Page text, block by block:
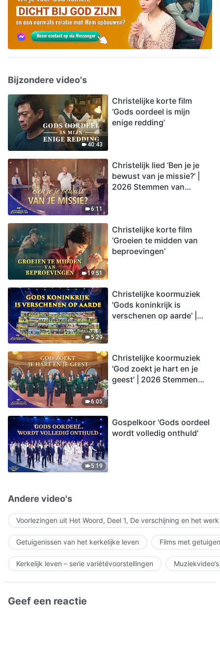
Bijzondere video's
40:43
Christelijke korte film
‘Gods oordeel is mijn
enige redding’
6:11
Christelijk lied ‘Ben je je
bewust van je missie?’ |
2026 Stemmen van
19:51
Christelijke korte film
‘Groeien te midden van
beproevingen’
5:29
Christelijke koormuziek
'Gods koninkrijk is
verschenen op aarde' |
6:05
Christelijke koormuziek
'God zoekt je hart en je
geest' | 2026 Stemmen
5:19
Gospelkoor 'Gods oordeel
wordt volledig onthuld'
Andere video's
Voorlezingen uit Het Woord, Deel 1, De verschijning en het
Getuigenissen van het kerkelijke leven Films met
Kerkelijk leven – serie variétévoorstellingen Muziekvideo’s
Geef een reactie